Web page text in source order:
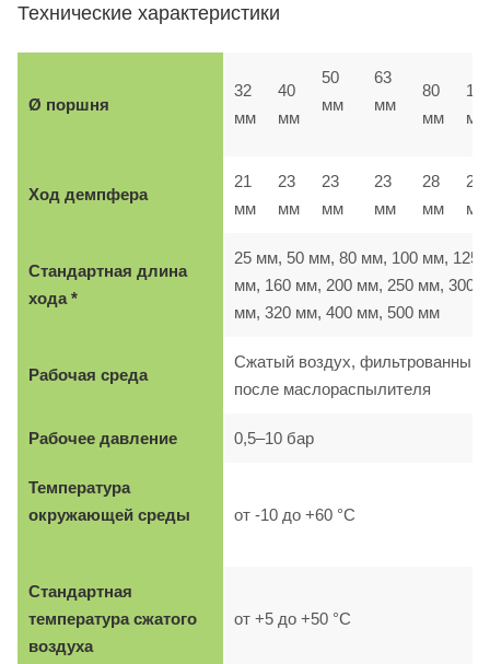
Технические характеристики
Ø поршня
32
мм
40
мм
50
мм
63
мм
80
мм
мм
Ход демпфера
21
мм
23
мм
23
мм
23
мм
28
мм
28
Стандартная длина
хода *
25 мм, 50 мм, 80 мм, 100 мм, 125
мм, 160 мм, 200 мм, 250 мм, 300
мм, 320 мм, 400 мм, 500 мм
Рабочая среда
Сжатый воздух, фильтрованный,
после маслораспылителя
Рабочее давление 0,5–10 бар
Температура
окружающей среды
от -10 до +60 °C
Стандартная
температура сжатого
воздуха
от +5 до +50 °C